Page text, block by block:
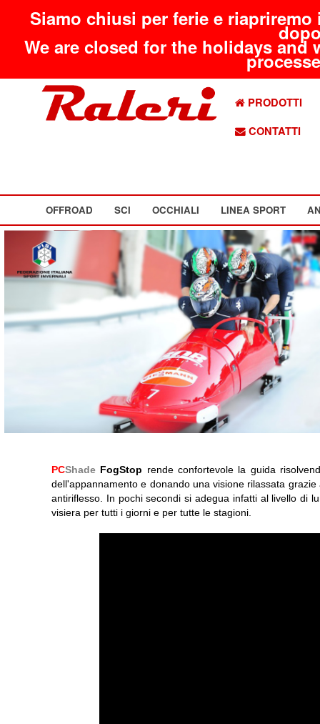
Siamo chiusi per ferie e
We are closed for the holidays
PRODOTTI
CONTATTI
OFFROAD SCI OCCHIALI LINEA SPORT
PCShade FogStop rende confortevole la guida
dell'appannamento e donando una visione rilassata
antiriflesso. In pochi secondi si adegua infatti al livello di
visiera per tutti i giorni e per tutte le stagioni.